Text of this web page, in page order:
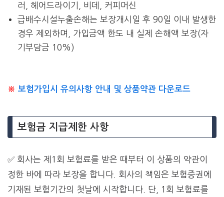
러, 헤어드라이기, 비데, 커피머신
급배수시설누출손해는 보장개시일 후 90일 이내 발생한
경우 제외하며, 가입금액 한도 내 실제 손해액 보장(자
기부담금 10%)
※ 보험가입시 유의사항 안내 및 상품약관 다운로드
보험금 지급제한 사항
✅ 회사는 제1회 보험료를 받은 때부터 이 상품의 약관이
정한 바에 따라 보장을 합니다. 회사의 책임은 보험증권에
기재된 보험기간의 첫날에 시작합니다. 단, 1회 보험료를